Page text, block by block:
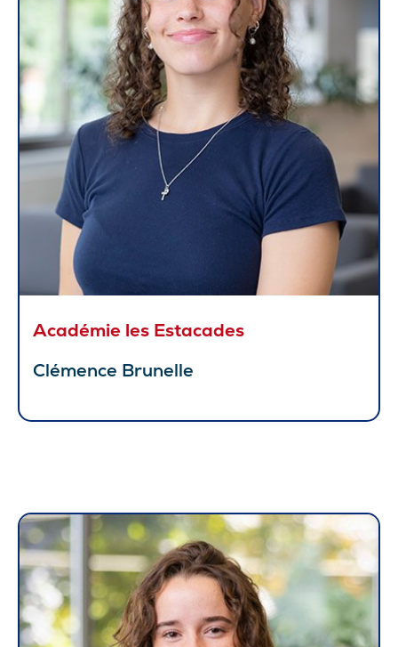
Académie les Estacades
Clémence Brunelle